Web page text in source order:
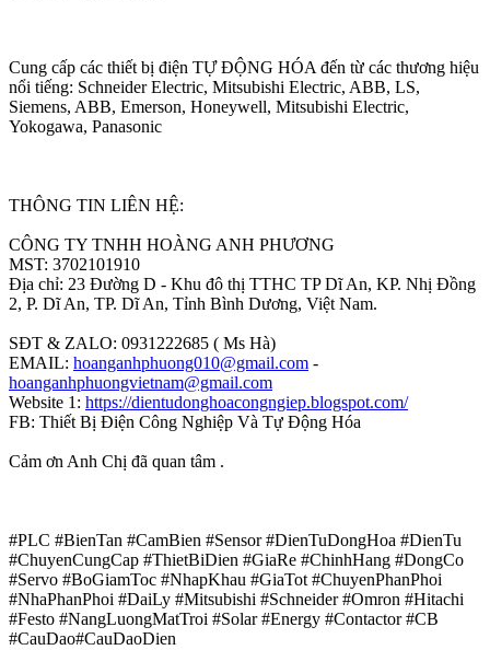
Cung cấp các thiết bị điện TỰ ĐỘNG HÓA đến từ các thương hiệu
nổi tiếng: Schneider Electric, Mitsubishi Electric, ABB, LS,
Siemens, ABB, Emerson, Honeywell, Mitsubishi Electric,
Yokogawa, Panasonic
THÔNG TIN LIÊN HỆ:
CÔNG TY TNHH HOÀNG ANH PHƯƠNG
MST: 3702101910
Địa chỉ: 23 Đường D - Khu đô thị TTHC TP Dĩ An, KP. Nhị Đồng
2, P. Dĩ An, TP. Dĩ An, Tỉnh Bình Dương, Việt Nam.
SĐT & ZALO: 0931222685 ( Ms Hà)
EMAIL: hoanganhphuong010@gmail.com -
hoanganhphuongvietnam@gmail.com
Website 1: https://dientudonghoacongngiep.blogspot.com/
FB: Thiết Bị Điện Công Nghiệp Và Tự Động Hóa
Cảm ơn Anh Chị đã quan tâm .
#PLC #BienTan #CamBien #Sensor #DienTuDongHoa #DienTu
#ChuyenCungCap #ThietBiDien #GiaRe #ChinhHang #DongCo
#Servo #BoGiamToc #NhapKhau #GiaTot #ChuyenPhanPhoi
#NhaPhanPhoi #DaiLy #Mitsubishi #Schneider #Omron #Hitachi
#Festo #NangLuongMatTroi #Solar #Energy #Contactor #CB
#CauDao#CauDaoDien